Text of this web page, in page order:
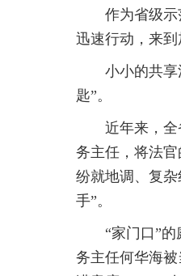
作为省级
迅速行动，来
小小的共
匙”。
近年来，
务主任，将法
纷就地调、复
手”。
“家门口”
务主任何华海